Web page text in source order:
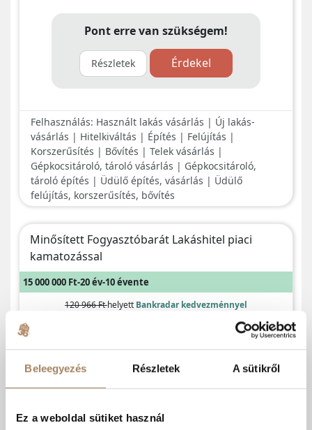
Beleegyezés Részletek A sütikről
Ez a weboldal sütiket használ